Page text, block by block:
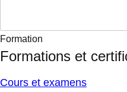
Formation
Formations et
Cours et examens